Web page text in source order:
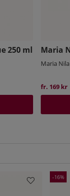
250 ml Maria
Maria Nila
fr. 169 kr
16